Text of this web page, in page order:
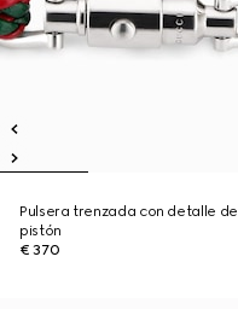
Pulsera trenzada con detalle de
pistón
€ 370